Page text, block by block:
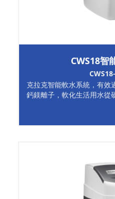
CWS18智
克拉克智能軟水系統，有效
鈣鎂離子，軟化生活用水從